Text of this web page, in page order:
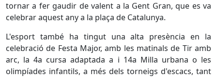
tornar a fer gaudir de valent a la Gent Gran, que es va
celebrar aquest any a la plaça de Catalunya.
L'esport també ha tingut una alta presència en la
celebració de Festa Major, amb les matinals de Tir amb
arc, la 4a cursa adaptada a i 14a Milla urbana o les
olimpíades infantils, a més dels torneigs d'escacs, tant